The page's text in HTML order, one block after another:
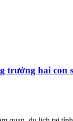
trưởng hai con